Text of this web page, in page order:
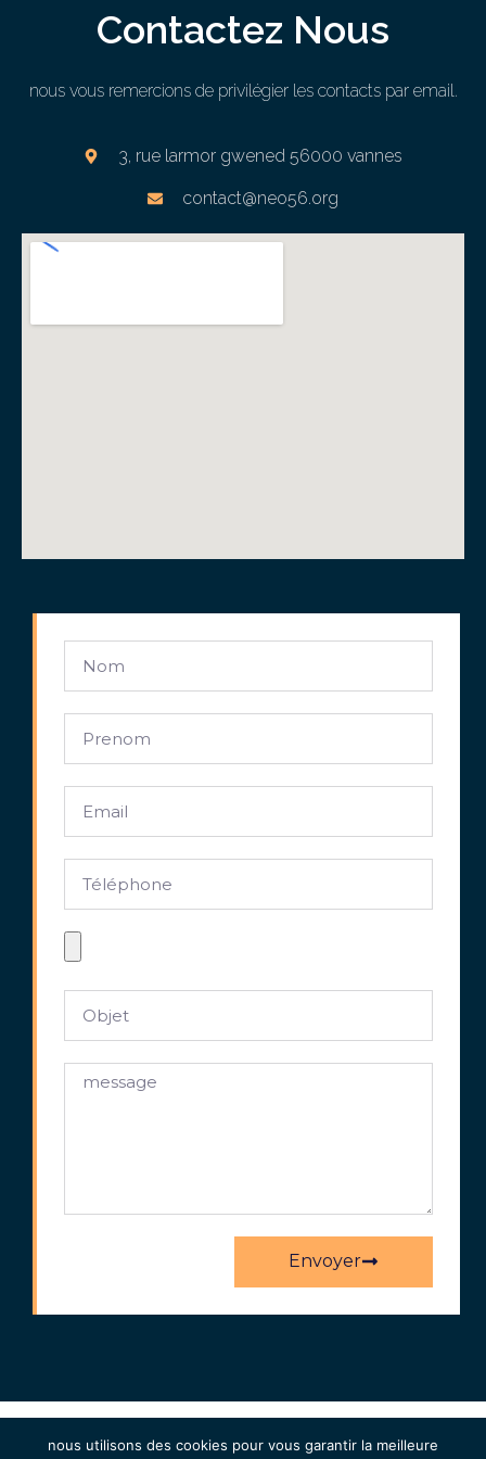
Contactez Nous
nous vous remercions de privilégier les contacts par email.
3, rue larmor gwened 56000 vannes
contact@neo56.org
Envoyer
COPYRIGHT GROUPE NÉO56 2020
nous utilisons des cookies pour vous garantir la meilleure